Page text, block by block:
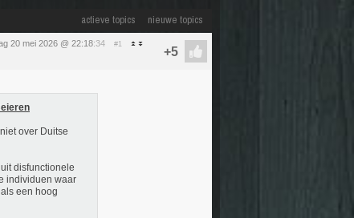
actieve topics nieuwe topics
20 mei 2026 @ 22:18:34 #1
over Duitse
disfunctionele
individuen waar
een hoog